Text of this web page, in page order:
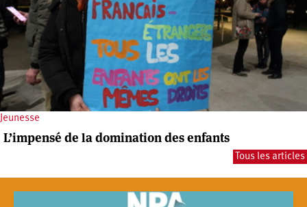
Jeunesse
L’impensé de la domination des enfants
Tous les articles